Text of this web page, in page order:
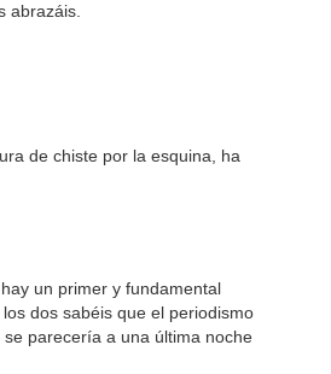
abrazáis.
de chiste por la esquina, ha
un primer y fundamental
dos sabéis que el periodismo
parecería a una última noche